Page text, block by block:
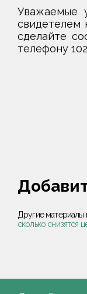
Уважаемые
свидетелем
сделайте
телефону
Другие материалы
сколько снизятся